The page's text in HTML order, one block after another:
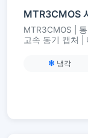
MTR3CMOS
MTR3CMOS |
고속 동기 캡처 |
냉각